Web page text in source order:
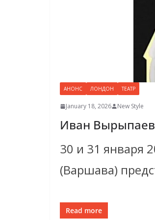
АНОНС ЛОНДОН ТЕАТР
January 18, 2026 New Style
Иван Вырыпаев
30 и 31 января
(Варшава)
Read more